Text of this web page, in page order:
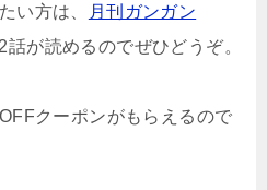
い方は、
月刊ガンガン
話が読めるのでぜひどうぞ。
クーポンがもらえるので